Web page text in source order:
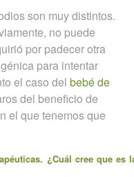
son muy distintos.
no puede
por padecer otra
para intentar
el caso del bebé de
del beneficio de
el que tenemos que
¿Cuál cree que es